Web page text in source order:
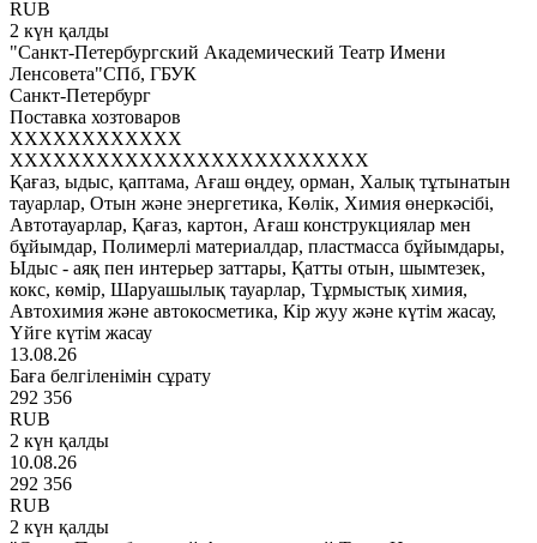
RUB
2 күн қалды
"Санкт-Петербургский Академический Театр Имени
Ленсовета"СПб, ГБУК
Санкт-Петербург
Поставка хозтоваров
XXXXXXXXXXXX
XXXXXXXXXXXXXXXXXXXXXXXXX
Қағаз, ыдыс, қаптама, Ағаш өңдеу, орман, Халық тұтынатын
тауарлар, Отын және энергетика, Көлік, Химия өнеркәсібі,
Автотауарлар, Қағаз, картон, Ағаш конструкциялар мен
бұйымдар, Полимерлі материалдар, пластмасса бұйымдары,
Ыдыс - аяқ пен интерьер заттары, Қатты отын, шымтезек,
кокс, көмір, Шаруашылық тауарлар, Тұрмыстық химия,
Автохимия және автокосметика, Кір жуу және күтім жасау,
Үйге күтім жасау
13.08.26
Баға белгіленімін сұрату
292 356
RUB
2 күн қалды
10.08.26
292 356
RUB
2 күн қалды